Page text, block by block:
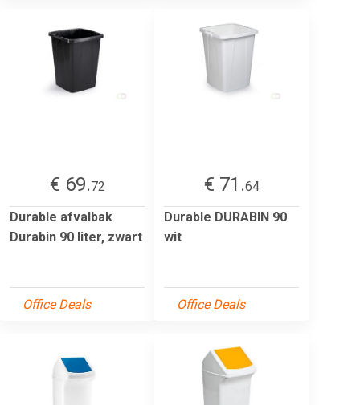
€ 69.72
Durable afvalbak
Durabin 90 liter, zwart
Office Deals
€ 71.64
Durable DURABIN 90
wit
Office Deals